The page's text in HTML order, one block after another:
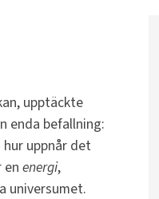
upptäckte
enda befallning:
uppnår det
en energi,
universumet.